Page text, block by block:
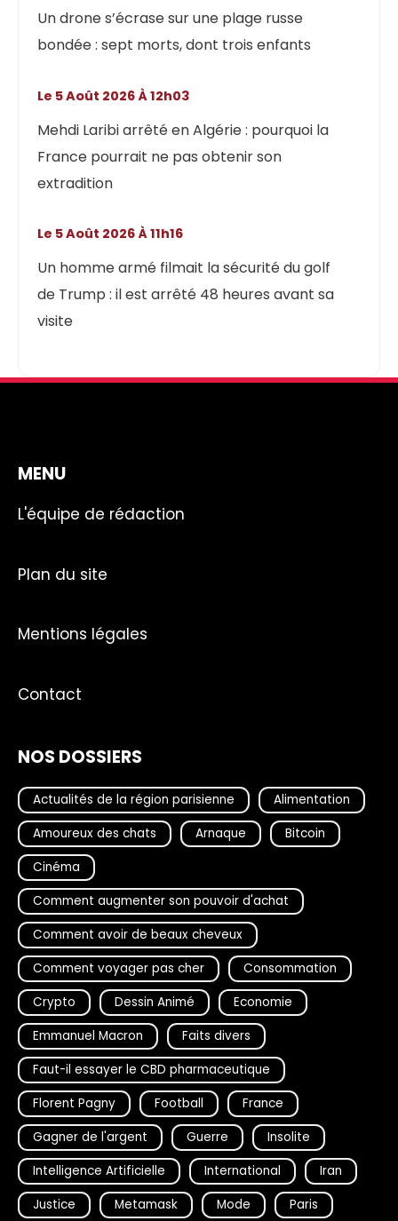
Un drone s’écrase sur une plage russe
bondée : sept morts, dont trois enfants
Mehdi Laribi arrêté en Algérie : pourquoi la
France pourrait ne pas obtenir son
extradition
Le 5 Août 2026 À 12h03
Un homme armé filmait la sécurité du golf
de Trump : il est arrêté 48 heures avant sa
visite
Le 5 Août 2026 À 11h16
MENU
L'équipe de rédaction
Plan du site
Mentions légales
Contact
NOS DOSSIERS
Actualités de la région parisienne
Alimentation
Amoureux des chats
Arnaque
Bitcoin
Cinéma
Comment augmenter son pouvoir d'achat
Comment avoir de beaux cheveux
Comment voyager pas cher
Consommation
Crypto
Dessin Animé
Economie
Emmanuel Macron
Faits divers
Faut-il essayer le CBD pharmaceutique
Florent Pagny
Football
France
Gagner de l'argent
Guerre
Insolite
Intelligence Artificielle
International
Iran
Justice
Metamask Mode Paris